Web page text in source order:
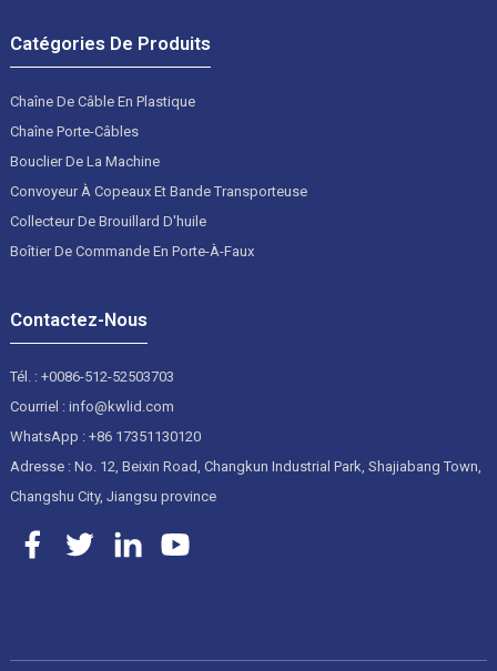
Catégories De Produits
Chaîne De Câble En Plastique
Chaîne Porte-Câbles
Bouclier De La Machine
Convoyeur À Copeaux Et Bande Transporteuse
Collecteur De Brouillard D'huile
Boîtier De Commande En Porte-À-Faux
Contactez-Nous
Tél. : +0086-512-52503703
Courriel : info@kwlid.com
WhatsApp : +86 17351130120
Adresse : No. 12, Beixin Road, Changkun Industrial Park, Shajiabang Town,
Changshu City, Jiangsu province